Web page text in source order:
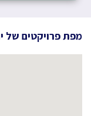
מפת פרויקטים של